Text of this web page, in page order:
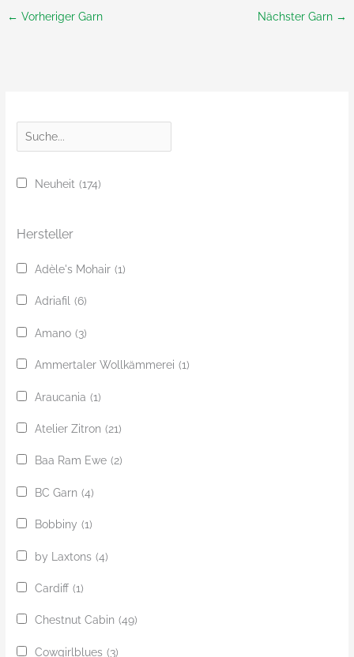
← Vorheriger Garn Nächster Garn →
u
Neuheit (174)
Hersteller
Adèle's Mohair (1)
Adriafil (6)
Amano (3)
Ammertaler Wollkämmerei (1)
Araucania (1)
Atelier Zitron (21)
Baa Ram Ewe (2)
BC Garn (4)
Bobbiny (1)
by Laxtons (4)
Cardiff (1)
Chestnut Cabin (49)
Cowgirlblues (3)